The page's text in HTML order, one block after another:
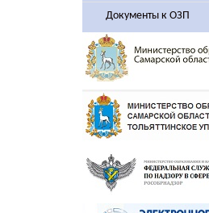
Документы к ОЗП